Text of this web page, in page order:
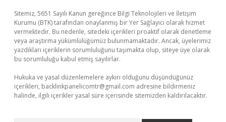
Sitemiz, 5651 Sayılı Kanun gereğince Bilgi Teknolojileri ve İletişim
Kurumu (BTK) tarafından onaylanmış bir Yer Sağlayıcı olarak hizmet
vermektedir. Bu nedenle, sitedeki içerikleri proaktif olarak denetleme
veya araştırma yükümlülüğümüz bulunmamaktadır. Ancak, üyelerimiz
yazdıkları içeriklerin sorumluluğunu taşımakta olup, siteye üye olarak
bu sorumluluğu kabul etmiş sayılırlar.
Hukuka ve yasal düzenlemelere aykırı olduğunu düşündüğünüz
içerikleri, backlinkpanelicomtr@gmail.com adresine bildirmeniz
halinde, ilgili içerikler yasal süre içerisinde sitemizden kaldırılacaktır.